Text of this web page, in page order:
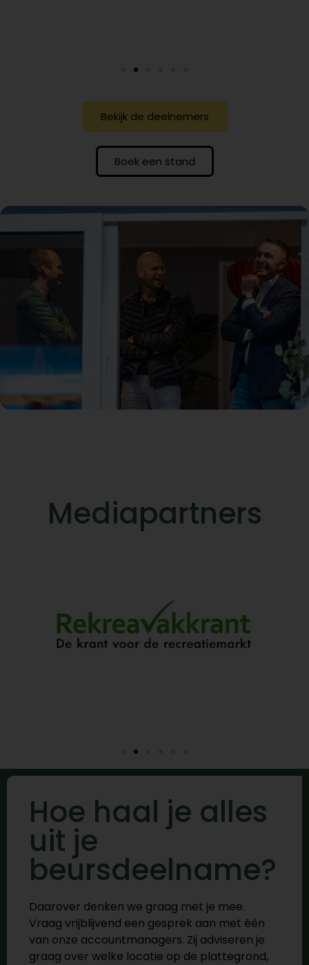
Bekijk de deelnemers
Boek een stand
Mediapartners
Hoe haal je alles
uit je
beursdeelname?
Daarover denken we graag met je mee.
Vraag vrijblijvend een gesprek aan met één
van onze accountmanagers. Zij adviseren je
graag over welke locatie op de plattegrond,